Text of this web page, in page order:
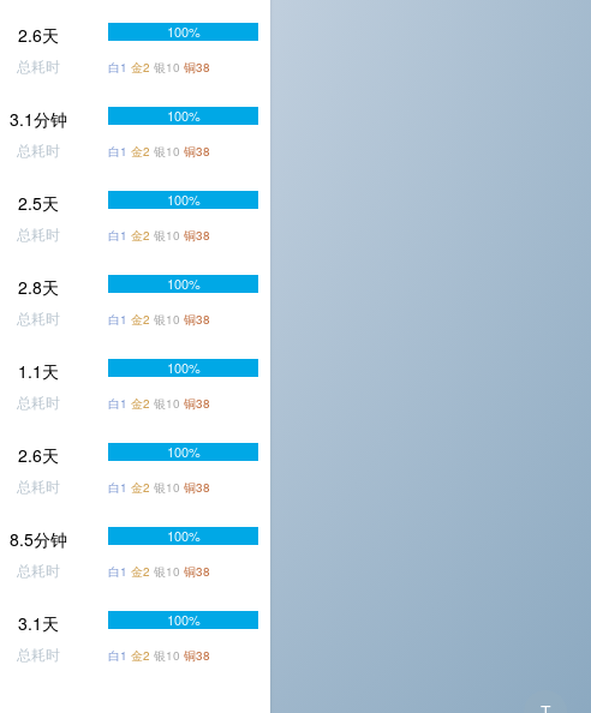
2.6天
总耗时
100%
白1 金2 银10 铜38
3.1分钟
总耗时
100%
白1 金2 银10 铜38
2.5天
总耗时
100%
白1 金2 银10 铜38
2.8天
总耗时
100%
白1 金2 银10 铜38
1.1天
总耗时
100%
白1 金2 银10 铜38
2.6天
总耗时
100%
白1 金2 银10 铜38
8.5分钟
总耗时
100%
白1 金2 银10 铜38
3.1天
总耗时
100%
白1 金2 银10 铜38